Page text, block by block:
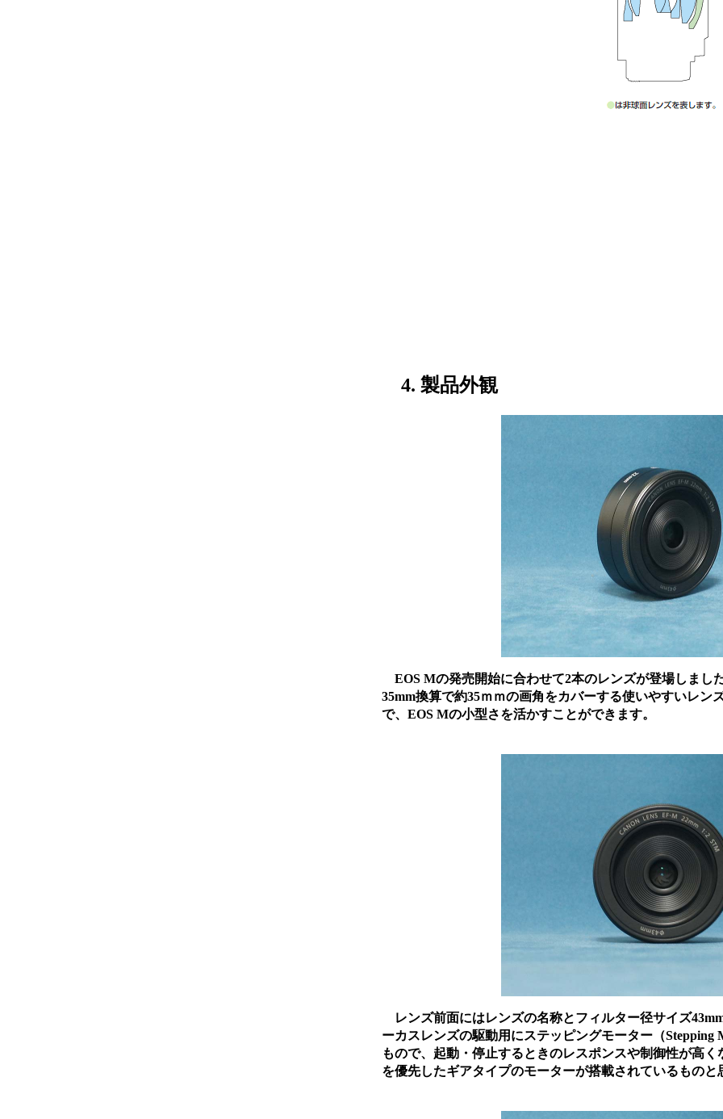
4. 製品外観
EOS Mの発売開始に合わせて2本のレンズが登場しまし
35mm換算で約35ｍｍの画角をカバーする使いやすいレン
で、EOS Mの小型さを活かすことができます。
レンズ前面にはレンズの名称とフィルター径サイズ
ーカスレンズの駆動用にステッピングモーター（
もので、起動・停止するときのレスポンスや制御性が高
を優先したギアタイプのモーターが搭載されているものと